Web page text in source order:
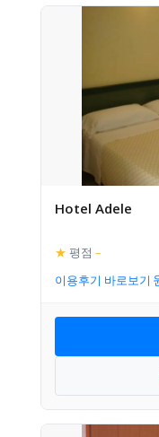
Hotel Adele
★ 평점 –
이용후기 바로보기